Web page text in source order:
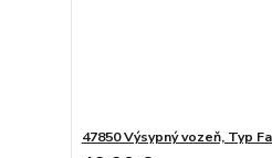
47850 Výsypný vozeň, Typ